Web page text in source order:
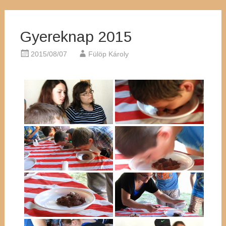
Gyereknap 2015
2015/08/07 Fülöp Károly